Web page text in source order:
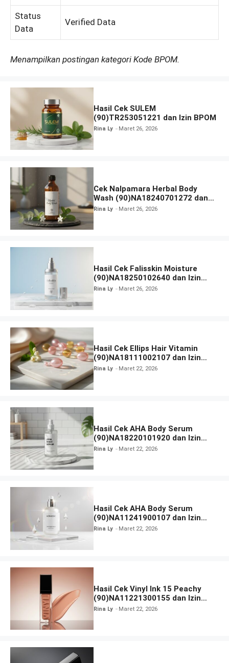
Status
Data
Verified Data
Menampilkan postingan kategori Kode BPOM.
Hasil Cek SULEM
(90)TR253051221 dan Izin BPOM
Rina Ly Maret 26, 2026
Cek Nalpamara Herbal Body
Wash (90)NA18240701272 dan
Izin Bpom
Rina Ly Maret 26, 2026
Hasil Cek Falisskin Moisture
(90)NA18250102640 dan Izin
BPOM
Rina Ly Maret 26, 2026
Hasil Cek Ellips Hair Vitamin
(90)NA18111002107 dan Izin
BPOM
Rina Ly Maret 22, 2026
Hasil Cek AHA Body Serum
(90)NA18220101920 dan Izin
BPOM
Rina Ly Maret 22, 2026
Hasil Cek AHA Body Serum
(90)NA11241900107 dan Izin
BPOM
Rina Ly Maret 22, 2026
Hasil Cek Vinyl Ink 15 Peachy
(90)NA11221300155 dan Izin
BPOM
Rina Ly Maret 22, 2026